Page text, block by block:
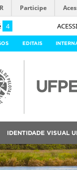
4
Participe
EDITAIS
IDENTIDADE VISUAL